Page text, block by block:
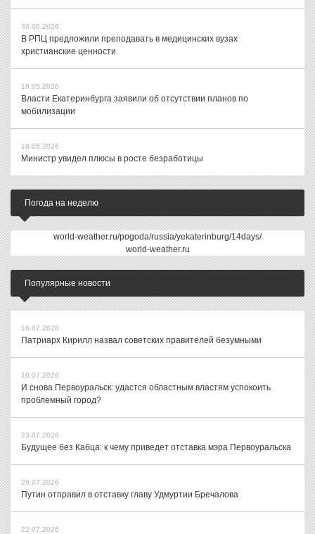
30.06.2026
В РПЦ предложили преподавать в медицинских вузах
христианские ценности
19.05.2026
Власти Екатеринбурга заявили об отсутствии планов по
мобилизации
18.05.2026
Министр увидел плюсы в росте безработицы
Погода на неделю
world-weather.ru/pogoda/russia/yekaterinburg/14days/
world-weather.ru
Популярные новости
16.07.2026
Патриарх Кирилл назвал советских правителей безумными
10.07.2026
И снова Первоуральск: удастся областным властям успокоить
проблемный город?
23.07.2026
Будущее без Кабца: к чему приведет отставка мэра Первоуральска
29.07.2026
Путин отправил в отставку главу Удмуртии Бречалова
22.07.2026